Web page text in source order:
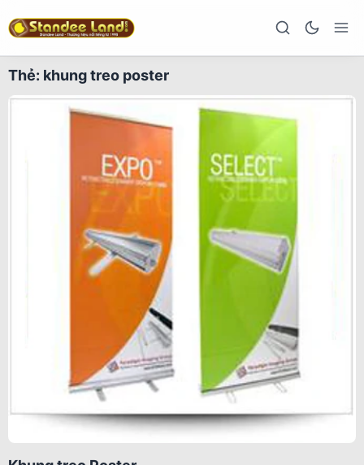
Thẻ: khung treo poster